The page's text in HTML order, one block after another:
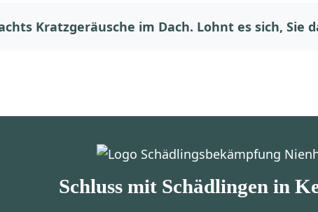
Kratzgeräusche im Dach. Lohnt es sich, Sie
Schluss mit Schädlingen in